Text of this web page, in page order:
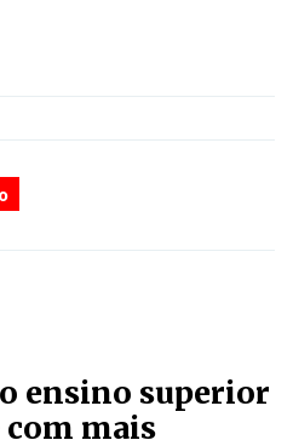
ensino superior
mais